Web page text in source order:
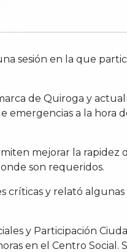
sesión en la que
de Quiroga y
a la hora
mejorar la rapidez
son requeridos.
críticas y relató algunas
y Participación
en el Centro Social.